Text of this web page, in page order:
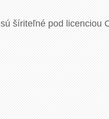
šíriteľné pod licenciou